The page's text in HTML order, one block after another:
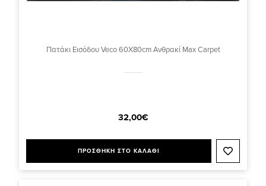
Πατάκι Εισόδου Veco 60X80cm Ανθρακί Max Carpet
32,00€
ΠΡΟΣΘΗΚΗ ΣΤΟ ΚΑΛΑΘΙ